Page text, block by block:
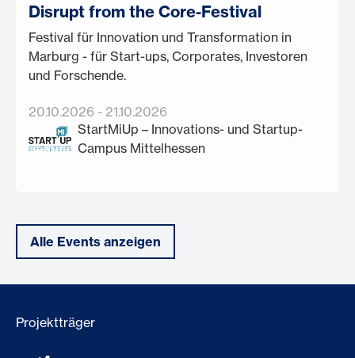
Disrupt from the Core-Festival
Festival für Innovation und Transformation in
Marburg - für Start-ups, Corporates, Investoren
und Forschende.
20.10.2026 - 21.10.2026
StartMiUp – Innovations- und Startup-
Campus Mittelhessen
Alle Events anzeigen
Projektträger